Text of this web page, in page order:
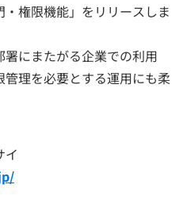
権限機能」をリリースしま
にまたがる企業での利用
理を必要とする運用にも柔
イ